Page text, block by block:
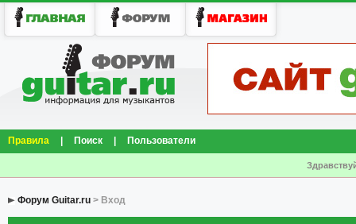
Правила Поиск Пользователи
Форум Guitar.ru > Вход